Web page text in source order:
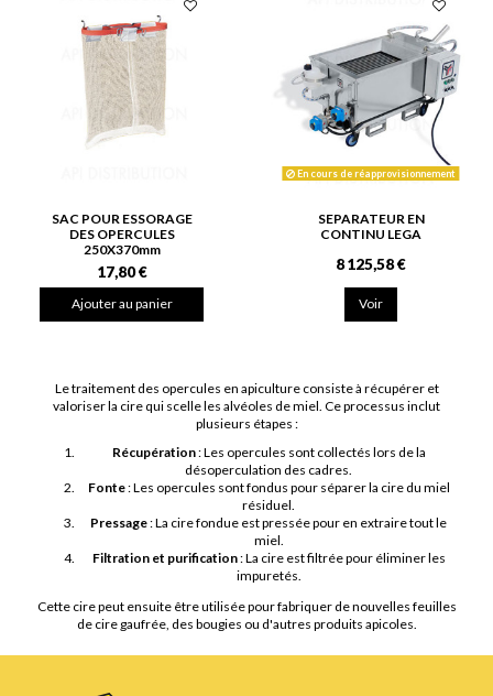
SAC POUR ESSORAGE
DES OPERCULES
250X370mm
17,80 €
Ajouter au panier
En cours de réapprovisionnement
SEPARATEUR EN
CONTINU LEGA
8 125,58 €
Voir
Le traitement des opercules en apiculture consiste à récupérer et
valoriser la cire qui scelle les alvéoles de miel. Ce processus inclut
plusieurs étapes :
Récupération: Les opercules sont collectés lors de la
désoperculation des cadres.
Fonte: Les opercules sont fondus pour séparer la cire du miel
résiduel.
Pressage: La cire fondue est pressée pour en extraire tout le
miel.
Filtration et purification: La cire est filtrée pour éliminer les
impuretés.
Cette cire peut ensuite être utilisée pour fabriquer de nouvelles feuilles
de cire gaufrée, des bougies ou d'autres produits apicoles.